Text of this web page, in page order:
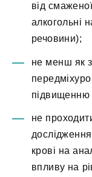
від
алкогольні
речовини);
не менш як
підвищенню
не
крові на
впливу на